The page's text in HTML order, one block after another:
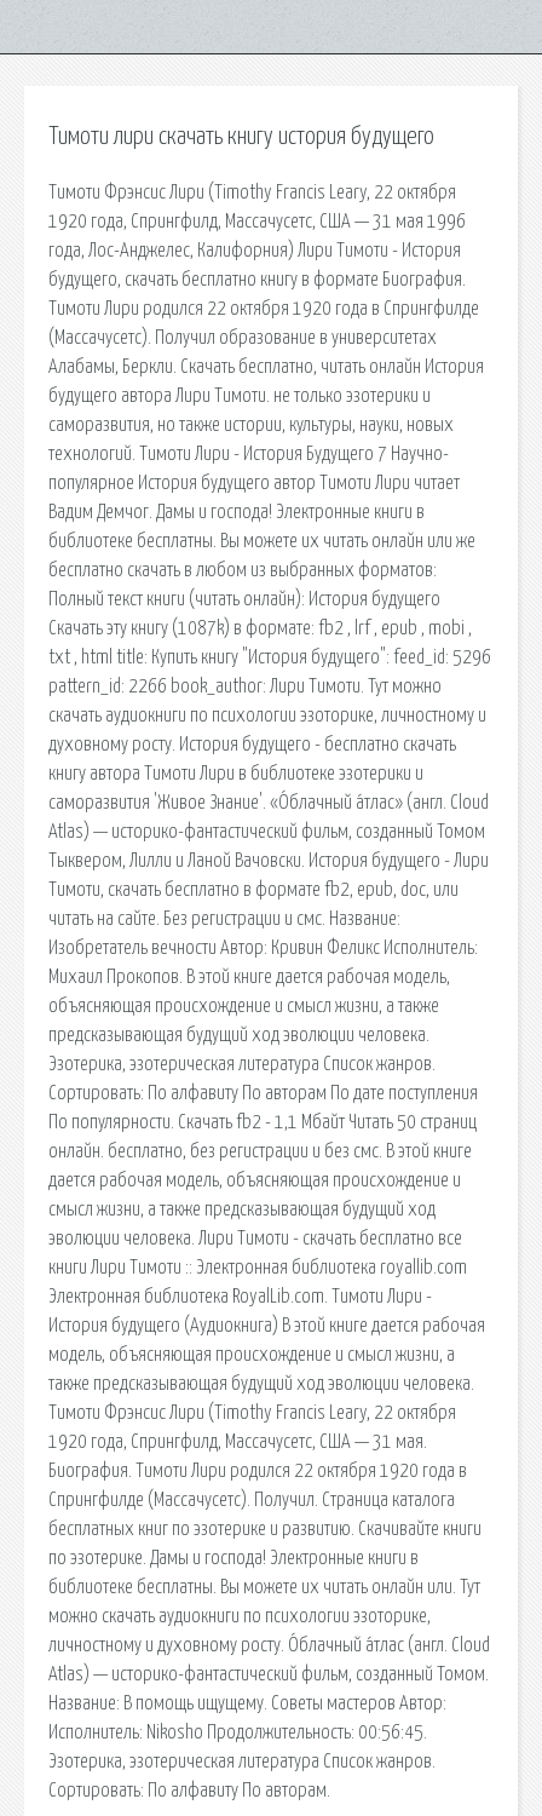
Тимоти лири скачать книгу история будущего
Тимоти Фрэнсис Лири (Timothy Francis Leary, 22 октября
1920 года, Спрингфилд, Массачусетс, США — 31 мая 1996
года, Лос-Анджелес, Калифорния) Лири Тимоти - История
будущего, скачать бесплатно книгу в формате Биография.
Тимоти Лири родился 22 октября 1920 года в Спрингфилде
(Массачусетс). Получил образование в университетах
Алабамы, Беркли. Скачать бесплатно, читать онлайн История
будущего автора Лири Тимоти. не только эзотерики и
саморазвития, но также истории, культуры, науки, новых
технологий. Тимоти Лири - История Будущего 7 Научно-
популярное История будущего автор Тимоти Лири читает
Вадим Демчог. Дамы и господа! Электронные книги в
библиотеке бесплатны. Вы можете их читать онлайн или же
бесплатно скачать в любом из выбранных форматов:
Полный текст книги (читать онлайн): История будущего
Скачать эту книгу (1087k) в формате: fb2 , lrf , epub , mobi ,
txt , html title: Купить книгу "История будущего": feed_id: 5296
pattern_id: 2266 book_author: Лири Тимоти. Тут можно
скачать аудиокниги по психологии эзоторике, личностному и
духовному росту. История будущего - бесплатно скачать
книгу автора Тимоти Лири в библиотеке эзотерики и
саморазвития 'Живое Знание'. «О́блачный а́тлас» (англ. Cloud
Atlas) — историко-фантастический фильм, созданный Томом
Тыквером, Лилли и Ланой Вачовски. История будущего - Лири
Тимоти, скачать бесплатно в формате fb2, epub, doc, или
читать на сайте. Без регистрации и смс. Название:
Изобретатель вечности Автор: Кривин Феликс Исполнитель:
Михаил Прокопов. В этой книге дается рабочая модель,
объясняющая происхождение и смысл жизни, а также
предсказывающая будущий ход эволюции человека.
Эзотерика, эзотерическая литература Список жанров.
Сортировать: По алфавиту По авторам По дате поступления
По популярности. Cкачать fb2 - 1,1 Мбайт Читать 50 страниц
онлайн. бесплатно, без регистрации и без смс. В этой книге
дается рабочая модель, объясняющая происхождение и
смысл жизни, а также предсказывающая будущий ход
эволюции человека. Лири Тимоти - скачать бесплатно все
книги Лири Тимоти :: Электронная библиотека royallib.com
Электронная библиотека RoyalLib.com. Тимоти Лири -
История будущего (Аудиокнига) В этой книге дается рабочая
модель, объясняющая происхождение и смысл жизни, а
также предсказывающая будущий ход эволюции человека.
Тимоти Фрэнсис Лири (Timothy Francis Leary, 22 октября
1920 года, Спрингфилд, Массачусетс, США — 31 мая.
Биография. Тимоти Лири родился 22 октября 1920 года в
Спрингфилде (Массачусетс). Получил. Страница каталога
бесплатных книг по эзотерике и развитию. Скачивайте книги
по эзотерике. Дамы и господа! Электронные книги в
библиотеке бесплатны. Вы можете их читать онлайн или. Тут
можно скачать аудиокниги по психологии эзоторике,
личностному и духовному росту. О́блачный а́тлас (англ. Cloud
Atlas) — историко-фантастический фильм, созданный Томом.
Название: В помощь ищущему. Советы мастеров Автор:
Исполнитель: Nikosho Продолжительность: 00:56:45.
Эзотерика, эзотерическая литература Список жанров.
Сортировать: По алфавиту По авторам.